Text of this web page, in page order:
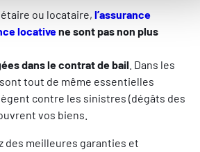
utilisateur, en personnalisant
en se souvenant de vos choix.
en suivant le nombre de visiteurs et
vous arrivez sur notre site.
et services personnalisés et en
des informations avec les
permettre de visualiser du contenu
ou locataire, l’assurance
locativene sont pas non plus
dans le contrat de bail . Dans les
tout de même essentielles
contre les sinistres (dégâts des
vos biens.
des meilleures garanties et